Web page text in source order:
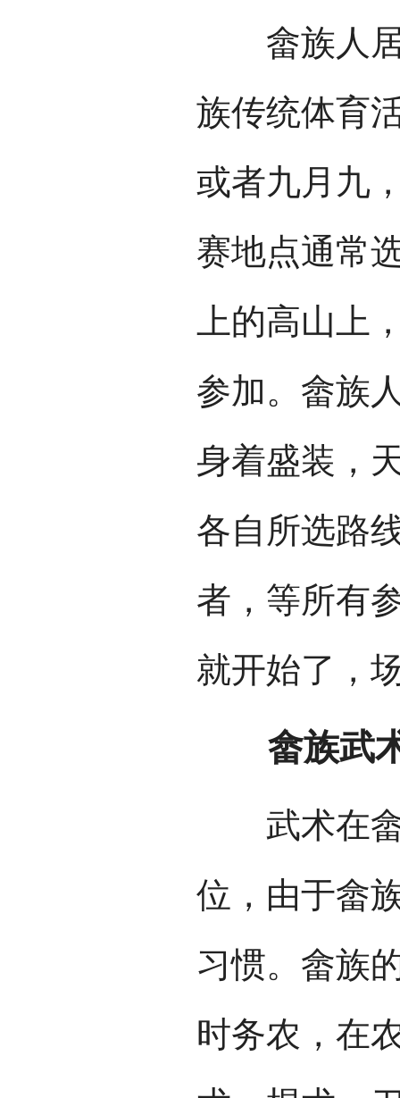
畲族人居
族传统体育
或者九月九
赛地点通常
上的高山上
参加。畲族
身着盛装，
各自所选路
者，等所有
就开始了，
畲族武
武术在畲
位，由于畲
习惯。畲族
时务农，在